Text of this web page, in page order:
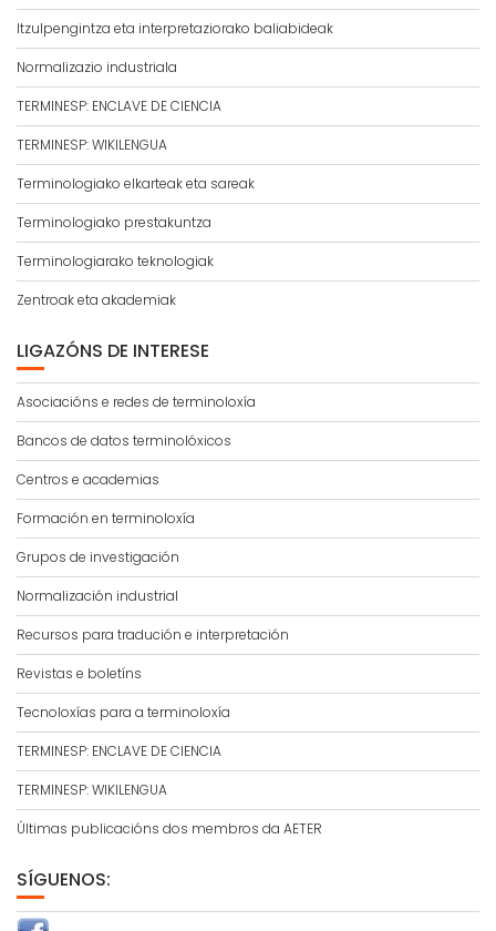
Itzulpengintza eta interpretaziorako baliabideak
Normalizazio industriala
TERMINESP: ENCLAVE DE CIENCIA
TERMINESP: WIKILENGUA
Terminologiako elkarteak eta sareak
Terminologiako prestakuntza
Terminologiarako teknologiak
Zentroak eta akademiak
LIGAZÓNS DE INTERESE
Asociacións e redes de terminoloxía
Bancos de datos terminolóxicos
Centros e academias
Formación en terminoloxía
Grupos de investigación
Normalización industrial
Recursos para tradución e interpretación
Revistas e boletíns
Tecnoloxías para a terminoloxía
TERMINESP: ENCLAVE DE CIENCIA
TERMINESP: WIKILENGUA
Últimas publicacións dos membros da AETER
SÍGUENOS: